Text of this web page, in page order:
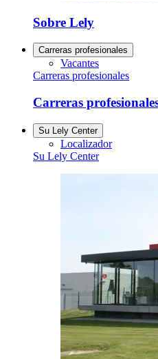
Sobre Lely
Carreras profesionales
Vacantes
Carreras profesionales
Carreras
Su Lely Center
Localizador
Su Lely Center